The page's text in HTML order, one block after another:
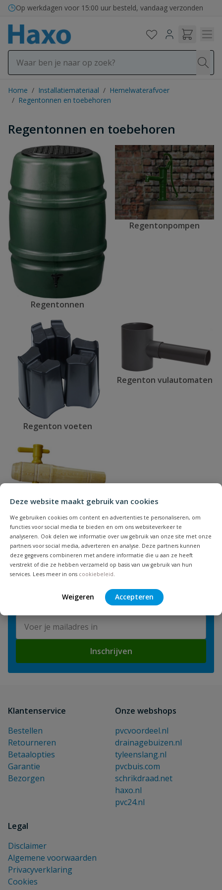
Deze website maakt gebruik van cookies
We gebruiken cookies om content en advertenties te personaliseren, om
functies voor social media te bieden en om ons websiteverkeer te
analyseren. Ook delen we informatie over uw gebruik van onze site met onze
partners voor social media, adverteren en analyse. Deze partners kunnen
deze gegevens combineren met andere informatie die u aan ze heeft
verstrekt of die ze hebben verzameld op basis van uw gebruik van hun
services. Lees meer in ons cookiebeleid
Weigeren Accepteren
Ga naar de inhoud
Op werkdagen voor 15:00 uur besteld, vandaag verzonden
Home / Installatiemateriaal / Hemelwaterafvoer
/ Regentonnen en toebehoren
Regentonnen en toebehoren
Regentonnen
Regentonpompen
Regenton voeten
Regenton vulautomaten
Regentonkranen
NIEUWSBRIEF
Blijf op de hoogte van nieuwe
producten en leuke acties!
E-mailadres
Inschrijven
Klantenservice
Bestellen
Retourneren
Betaalopties
Garantie
Bezorgen
Onze webshops
pvcvoordeel.nl
drainagebuizen.nl
tyleenslang.nl
pvcbuis.com
schrikdraad.net
haxo.nl
pvc24.nl
Legal
Disclaimer
Algemene voorwaarden
Privacyverklaring
Cookies